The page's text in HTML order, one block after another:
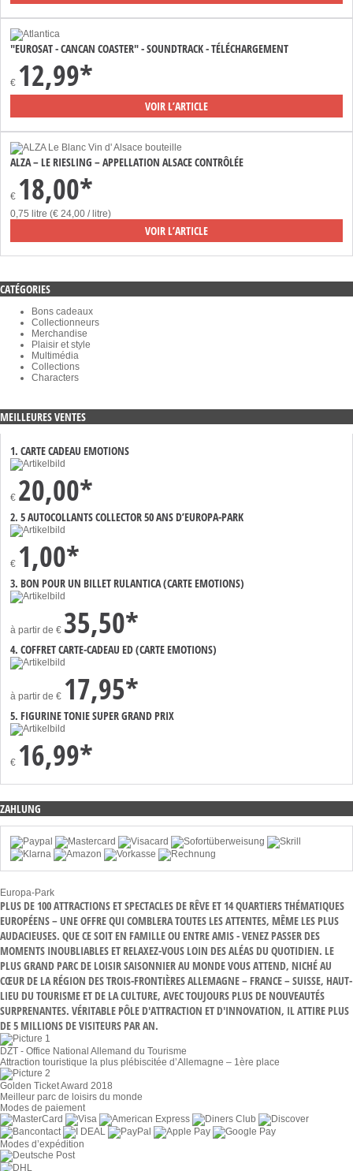
"EUROSAT - CANCAN COASTER" - SOUNDTRACK - TÉLÉCHARGEMENT
€ 12,99*
VOIR L’ARTICLE
ALZA – LE RIESLING – APPELLATION ALSACE CONTRÔLÉE
€ 18,00*
0,75 litre (€ 24,00 / litre)
VOIR L’ARTICLE
CATÉGORIES
Bons cadeaux
Collectionneurs
Merchandise
Plaisir et style
Multimédia
Collections
Characters
MEILLEURES VENTES
1. CARTE CADEAU EMOTIONS
€ 20,00*
2. 5 AUTOCOLLANTS COLLECTOR 50 ANS D’EUROPA-PARK
€ 1,00*
3. BON POUR UN BILLET RULANTICA (CARTE EMOTIONS)
à partir de € 35,50*
4. COFFRET CARTE-CADEAU ED (CARTE EMOTIONS)
à partir de € 17,95*
5. FIGURINE TONIE SUPER GRAND PRIX
€ 16,99*
ZAHLUNG
Europa-Park
PLUS DE 100 ATTRACTIONS ET SPECTACLES DE RÊVE ET 14 QUARTIERS THÉMATIQUES
EUROPÉENS – UNE OFFRE QUI COMBLERA TOUTES LES ATTENTES, MÊME LES PLUS
AUDACIEUSES. QUE CE SOIT EN FAMILLE OU ENTRE AMIS - VENEZ PASSER DES
MOMENTS INOUBLIABLES ET RELAXEZ-VOUS LOIN DES ALÉAS DU QUOTIDIEN. LE
PLUS GRAND PARC DE LOISIR SAISONNIER AU MONDE VOUS ATTEND, NICHÉ AU
CŒUR DE LA RÉGION DES TROIS-FRONTIÈRES ALLEMAGNE – FRANCE – SUISSE, HAUT-
LIEU DU TOURISME ET DE LA CULTURE, AVEC TOUJOURS PLUS DE NOUVEAUTÉS
SURPRENANTES. VÉRITABLE PÔLE D'ATTRACTION ET D'INNOVATION, IL ATTIRE PLUS
DE 5 MILLIONS DE VISITEURS PAR AN.
DZT - Office National Allemand du Tourisme
Attraction touristique la plus plébiscitée d’Allemagne – 1ère place
Golden Ticket Award 2018
Meilleur parc de loisirs du monde
Modes de paiement
Modes d’expédition